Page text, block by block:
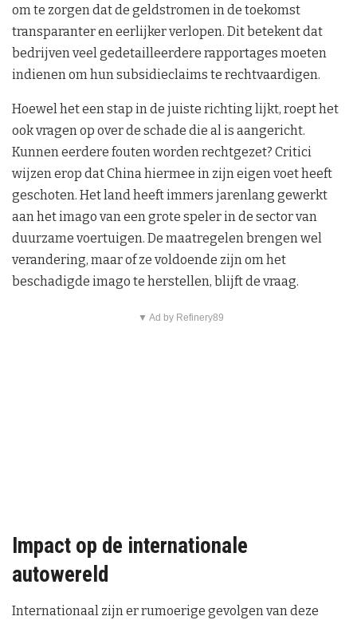
om te zorgen dat de geldstromen in de toekomst
transparanter en eerlijker verlopen. Dit betekent dat
bedrijven veel gedetailleerdere rapportages moeten
indienen om hun subsidieclaims te rechtvaardigen.
Hoewel het een stap in de juiste richting lijkt, roept het
ook vragen op over de schade die al is aangericht.
Kunnen eerdere fouten worden rechtgezet? Critici
wijzen erop dat China hiermee in zijn eigen voet heeft
geschoten. Het land heeft immers jarenlang gewerkt
aan het imago van een grote speler in de sector van
duurzame voertuigen. De maatregelen brengen wel
verandering, maar of ze voldoende zijn om het
beschadigde imago te herstellen, blijft de vraag.
▼ Ad by Refinery89
Impact op de internationale
autowereld
Internationaal zijn er rumoerige gevolgen van deze